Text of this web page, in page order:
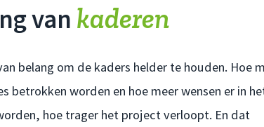
van kaderen
belang om de kaders helder te houden. Hoe
betrokken worden en hoe meer wensen er in
hoe trager het project verloopt. En dat